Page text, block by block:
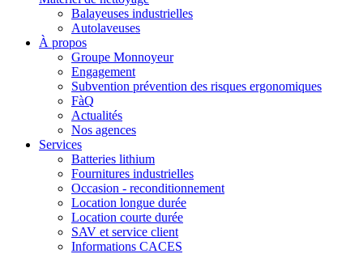
Balayeuses industrielles
Autolaveuses
À propos
Groupe Monnoyeur
Engagement
Subvention prévention des risques ergonomiques
FàQ
Actualités
Nos agences
Services
Batteries lithium
Fournitures industrielles
Occasion - reconditionnement
Location longue durée
Location courte durée
SAV et service client
Informations CACES